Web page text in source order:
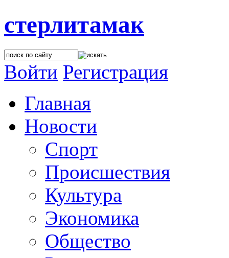
стерлитамак
Войти Регистрация
Главная
Новости
Спорт
Происшествия
Культура
Экономика
Общество